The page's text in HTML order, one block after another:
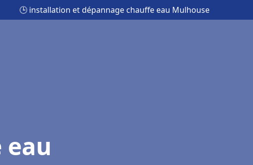
🕒 installation et dépannage chauffe eau Mulhouse